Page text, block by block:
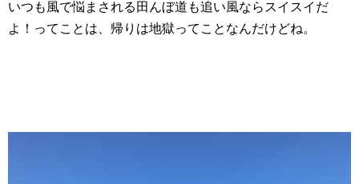
いつも風で悩まされる田んぼ道も追い風ならスイスイだ
よ！ってことは、帰りは地獄ってことなんだけどね。